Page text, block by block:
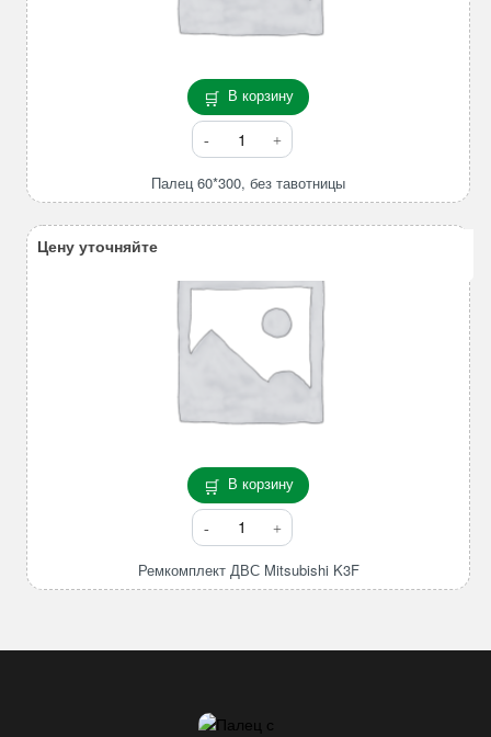
В корзину
Количество
товара
Палец
60*300,
без
Палец 60*300, без тавотницы
В корзину
Количество
товара
Ремкомплект
ДВС
Ремкомплект ДВС Mitsubishi K3F
Цену уточняйте